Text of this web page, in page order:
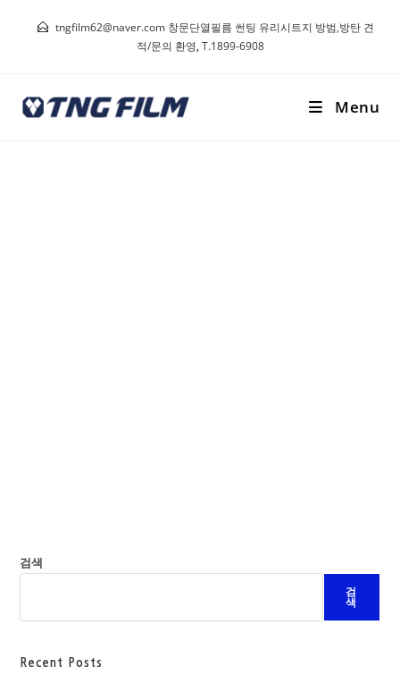
tngfilm62@naver.com 창문단열필름 썬팅 유리시트지 방범,방탄 견
적/문의 환영, T.1899-6908
Menu
검색
검
색
Recent Posts